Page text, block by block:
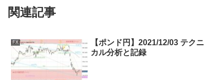
関連記事
FX
【ポンド円】2021/12/03 テクニ
カル分析と記録